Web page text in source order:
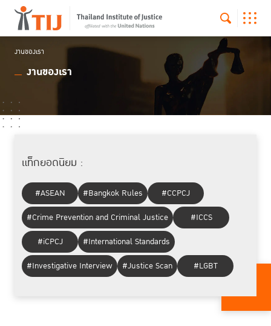
งานของเรา
งานของเรา
แท็กยอดนิยม :
#ASEAN #Bangkok Rules
#CCPCJ
#Crime Prevention and Criminal Justice
#ICCS
#iCPCJ
#International Standards
#Investigative Interview
#Justice Scan #LGBT